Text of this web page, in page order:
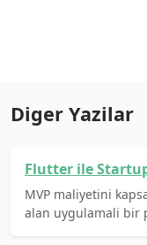
Diger Yazilar
Flutter ile
MVP maliyetini
alan uygulamali bir